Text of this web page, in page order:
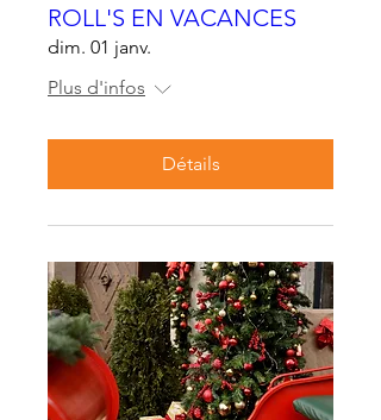
ROLL'S EN VACANCES
dim. 01 janv.
Plus d'infos
Détails